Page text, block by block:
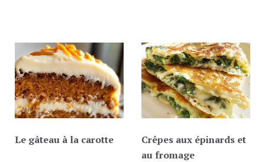
Le gâteau à la carotte
Crêpes aux épinards et
au fromage